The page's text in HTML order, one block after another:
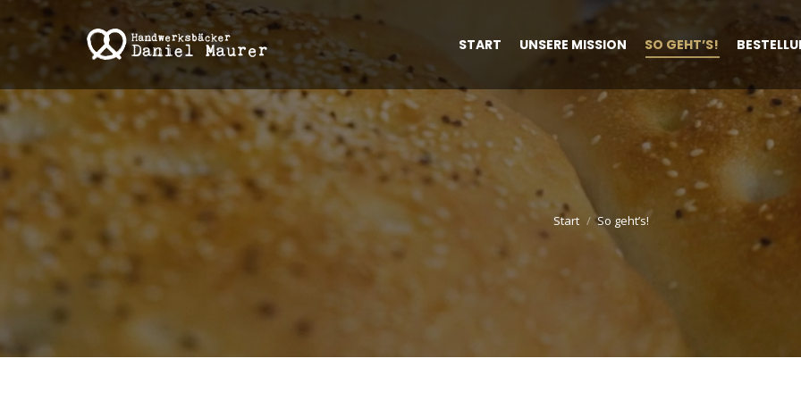
START UNSERE MISSION SO GEHT’S!
Sie befinden sich hier:
Start So geht’s!